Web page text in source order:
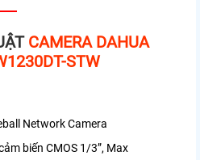
CAMERA DAHUA
STW
Network Camera
biến CMOS 1/3”, Max